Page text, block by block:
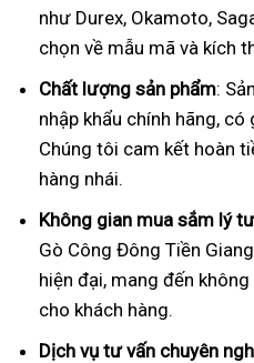
như Durex, Okamoto,
chọn về mẫu mã và kích
Chất lượng sản phẩm:
nhập khẩu chính hãng,
Chúng tôi cam kết hoàn
hàng nhái.
Không gian mua sắm lý
Gò Công Đông Tiền
hiện đại, mang đến
cho khách hàng.
Dịch vụ tư vấn chuyên